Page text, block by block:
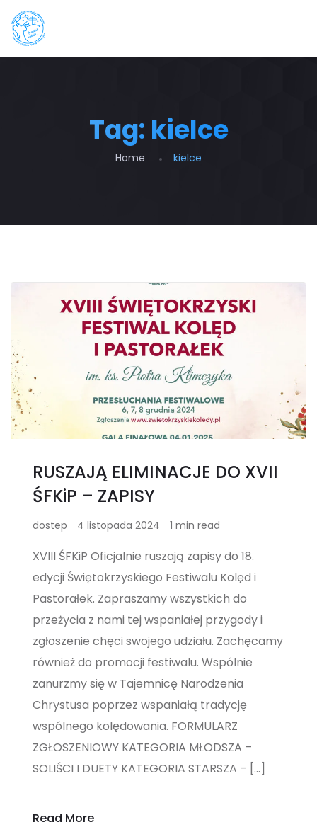
Tag: kielce
Home kielce
RUSZAJĄ ELIMINACJE DO XVII
ŚFKiP – ZAPISY
dostep 4 listopada 2024 1 min read
XVIII ŚFKiP Oficjalnie ruszają zapisy do 18.
edycji Świętokrzyskiego Festiwalu Kolęd i
Pastorałek. Zapraszamy wszystkich do
przeżycia z nami tej wspaniałej przygody i
zgłoszenie chęci swojego udziału. Zachęcamy
również do promocji festiwalu. Wspólnie
zanurzmy się w Tajemnicę Narodzenia
Chrystusa poprzez wspaniałą tradycję
wspólnego kolędowania. FORMULARZ
ZGŁOSZENIOWY KATEGORIA MŁODSZA –
SOLIŚCI I DUETY KATEGORIA STARSZA – […]
Read More